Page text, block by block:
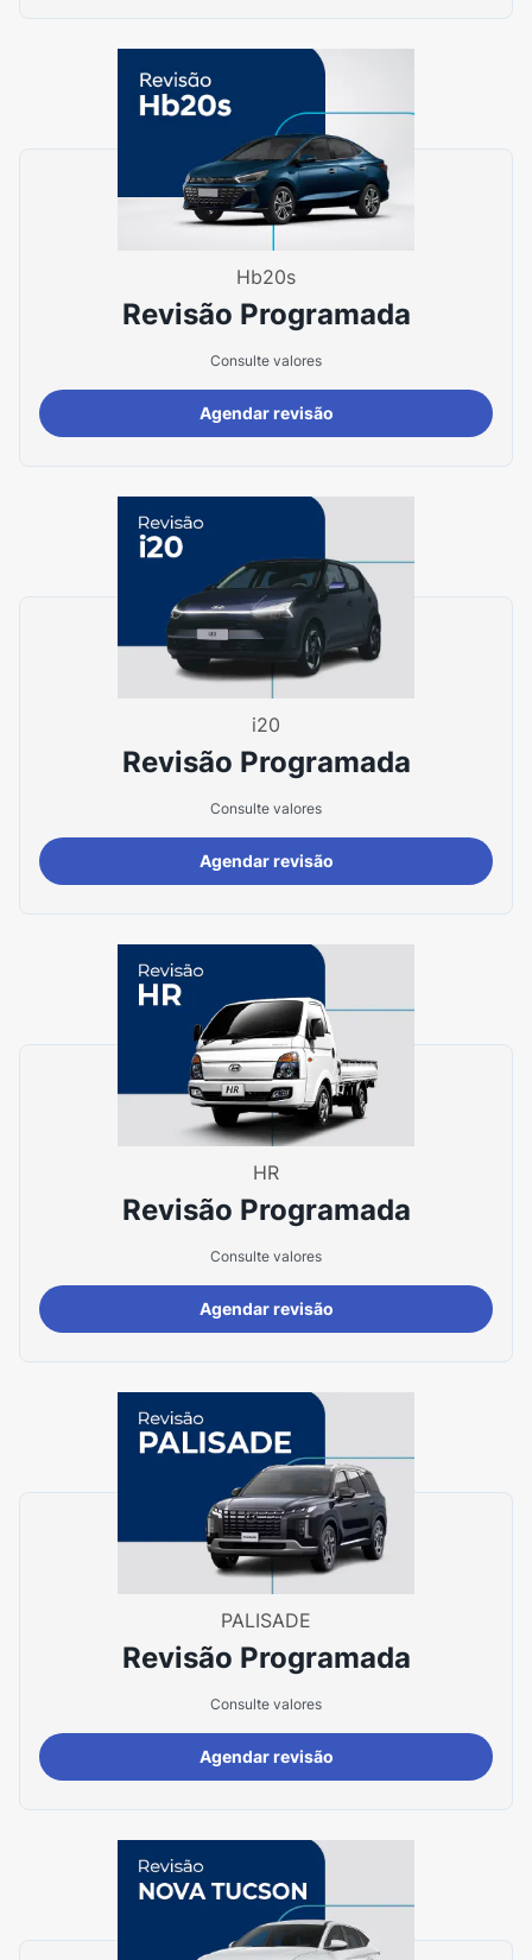
Hb20s
Revisão Programada
Consulte valores
Agendar revisão
i20
Revisão Programada
Consulte valores
Agendar revisão
HR
Revisão Programada
Consulte valores
Agendar revisão
PALISADE
Revisão Programada
Consulte valores
Agendar revisão